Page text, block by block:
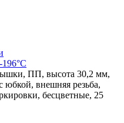
ПП, высота 30,2 мм,
юбкой, внешняя резьба,
бесцветные, 25